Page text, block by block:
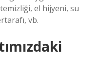
el hijyeni, su
vb.